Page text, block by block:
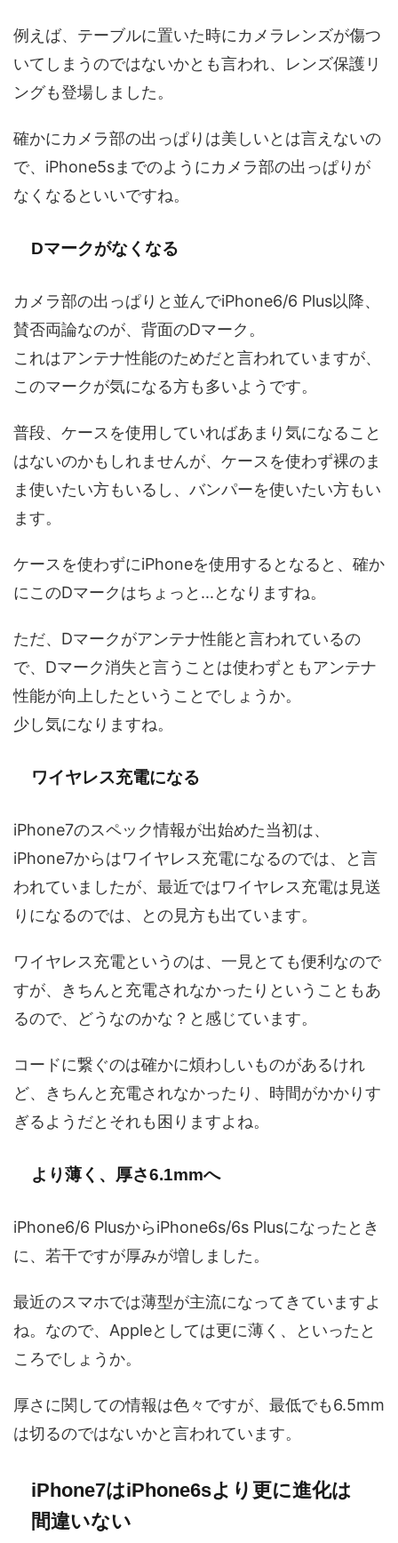
例えば、テーブルに置いた時にカメラレンズが傷つ
いてしまうのではないかとも言われ、レンズ保護リ
ングも登場しました。
確かにカメラ部の出っぱりは美しいとは言えないの
で、iPhone5sまでのようにカメラ部の出っぱりが
なくなるといいですね。
Dマークがなくなる
カメラ部の出っぱりと並んでiPhone6/6 Plus以降、
賛否両論なのが、背面のDマーク。
これはアンテナ性能のためだと言われていますが、
このマークが気になる方も多いようです。
普段、ケースを使用していればあまり気になること
はないのかもしれませんが、ケースを使わず裸のま
ま使いたい方もいるし、バンパーを使いたい方もい
ます。
ケースを使わずにiPhoneを使用するとなると、確か
にこのDマークはちょっと...となりますね。
ただ、Dマークがアンテナ性能と言われているの
で、Dマーク消失と言うことは使わずともアンテナ
性能が向上したということでしょうか。
少し気になりますね。
ワイヤレス充電になる
iPhone7のスペック情報が出始めた当初は、
iPhone7からはワイヤレス充電になるのでは、と言
われていましたが、最近ではワイヤレス充電は見送
りになるのでは、との見方も出ています。
ワイヤレス充電というのは、一見とても便利なので
すが、きちんと充電されなかったりということもあ
るので、どうなのかな？と感じています。
コードに繋ぐのは確かに煩わしいものがあるけれ
ど、きちんと充電されなかったり、時間がかかりす
ぎるようだとそれも困りますよね。
より薄く、厚さ6.1mmへ
iPhone6/6 PlusからiPhone6s/6s Plusになったとき
に、若干ですが厚みが増しました。
最近のスマホでは薄型が主流になってきていますよ
ね。なので、Appleとしては更に薄く、といったと
ころでしょうか。
厚さに関しての情報は色々ですが、最低でも6.5mm
は切るのではないかと言われています。
iPhone7はiPhone6sより更に進化は
間違いない